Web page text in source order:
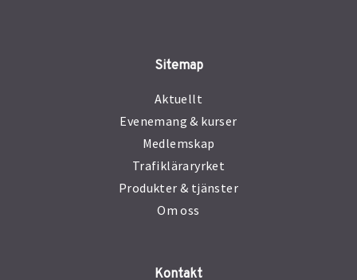
Sitemap
Aktuellt
Evenemang & kurser
Medlemskap
Trafikläraryrket
Produkter & tjänster
Om oss
Kontakt